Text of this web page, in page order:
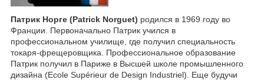
Патрик Норге (Patrick Norguet) родился в 1969 году во
Франции. Первоначально Патрик учился в
профессиональном училище, где получил специальность
токаря-фрещеровщика. Профессиональное образование
Патрик получил в Париже в Высшей школе промышленного
дизайна (Ecole Supérieur de Design Industriel). Еще будучи